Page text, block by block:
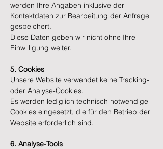
werden Ihre Angaben inklusive der
Kontaktdaten zur Bearbeitung der Anfrage
gespeichert.
Diese Daten geben wir nicht ohne Ihre
Einwilligung weiter.
5. Cookies
Unsere Website verwendet keine Tracking-
oder Analyse-Cookies.
Es werden lediglich technisch notwendige
Cookies eingesetzt, die für den Betrieb der
Website erforderlich sind.
6. Analyse-Tools